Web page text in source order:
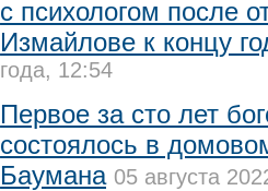
с психологом после
Измайлове к концу
года, 12:54
Первое за сто лет
состоялось в
Баумана 05 августа